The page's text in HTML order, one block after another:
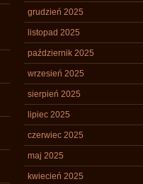
grudzień 2025
listopad 2025
październik 2025
wrzesień 2025
sierpień 2025
lipiec 2025
czerwiec 2025
maj 2025
kwiecień 2025